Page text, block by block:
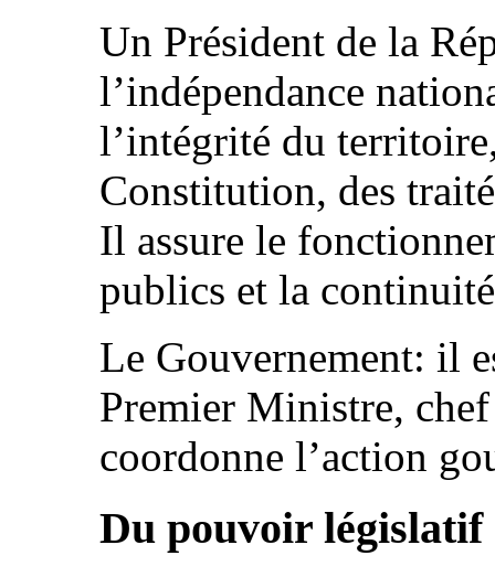
Un Président de la
l’indépendance
l’intégrité du
Constitution, des
Il assure le
publics et la
Le Gouvernement: il
Premier Ministre,
coordonne l’action
Du pouvoir législatif